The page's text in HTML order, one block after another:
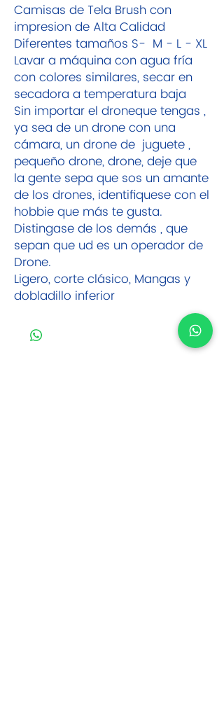
Camisas de Tela Brush con
impresion de Alta Calidad
Diferentes tamaños S- M - L - XL
Lavar a máquina con agua fría
con colores similares, secar en
secadora a temperatura baja
Sin importar el droneque tengas ,
ya sea de un drone con una
cámara, un drone de juguete ,
pequeño drone, drone, deje que
la gente sepa que sos un amante
de los drones, identifiquese con el
hobbie que más te gusta.
Distingase de los demás , que
sepan que ud es un operador de
Drone.
Ligero, corte clásico, Mangas y
dobladillo inferior